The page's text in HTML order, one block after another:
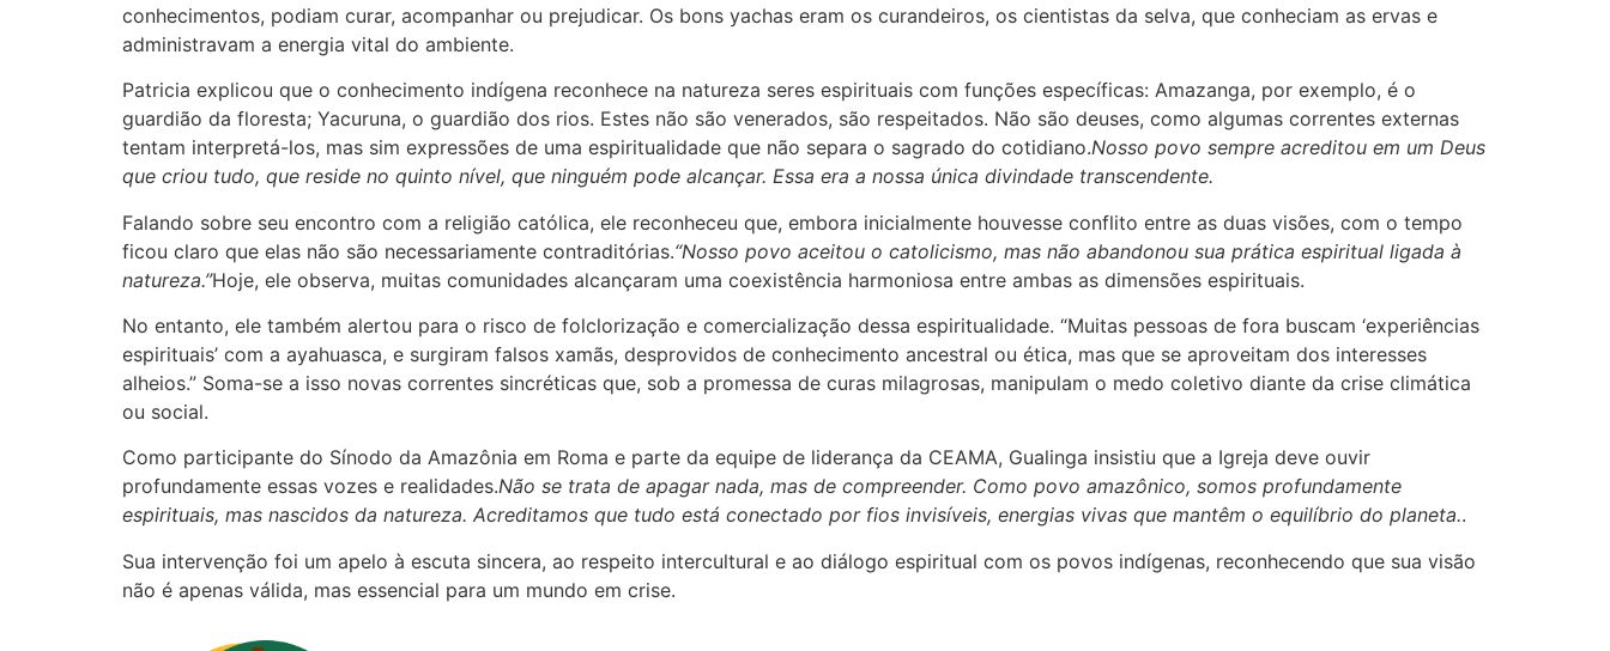
conhecimentos, podiam curar, acompanhar ou prejudicar. Os bons yachas eram os curandeiros, os cientistas da selva, que conheciam as ervas e
administravam a energia vital do ambiente.
Patricia explicou que o conhecimento indígena reconhece na natureza seres espirituais com funções específicas: Amazanga, por exemplo, é o
guardião da floresta; Yacuruna, o guardião dos rios. Estes não são venerados, são respeitados. Não são deuses, como algumas correntes externas
tentam interpretá-los, mas sim expressões de uma espiritualidade que não separa o sagrado do cotidiano.Nosso povo sempre acreditou em um Deus
que criou tudo, que reside no quinto nível, que ninguém pode alcançar. Essa era a nossa única divindade transcendente.
Falando sobre seu encontro com a religião católica, ele reconheceu que, embora inicialmente houvesse conflito entre as duas visões, com o tempo
ficou claro que elas não são necessariamente contraditórias.“Nosso povo aceitou o catolicismo, mas não abandonou sua prática espiritual ligada à
natureza.”Hoje, ele observa, muitas comunidades alcançaram uma coexistência harmoniosa entre ambas as dimensões espirituais.
No entanto, ele também alertou para o risco de folclorização e comercialização dessa espiritualidade. “Muitas pessoas de fora buscam ‘experiências
espirituais’ com a ayahuasca, e surgiram falsos xamãs, desprovidos de conhecimento ancestral ou ética, mas que se aproveitam dos interesses
alheios.” Soma-se a isso novas correntes sincréticas que, sob a promessa de curas milagrosas, manipulam o medo coletivo diante da crise climática
ou social.
Como participante do Sínodo da Amazônia em Roma e parte da equipe de liderança da CEAMA, Gualinga insistiu que a Igreja deve ouvir
profundamente essas vozes e realidades.Não se trata de apagar nada, mas de compreender. Como povo amazônico, somos profundamente
espirituais, mas nascidos da natureza. Acreditamos que tudo está conectado por fios invisíveis, energias vivas que mantêm o equilíbrio do planeta..
Sua intervenção foi um apelo à escuta sincera, ao respeito intercultural e ao diálogo espiritual com os povos indígenas, reconhecendo que sua visão
não é apenas válida, mas essencial para um mundo em crise.